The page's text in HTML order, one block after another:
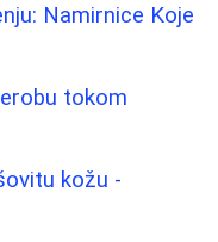
Namirnice Koje
tokom
kožu -